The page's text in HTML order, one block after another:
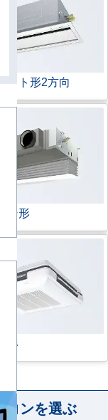
ット形2方向
ン形
形
コンを選ぶ